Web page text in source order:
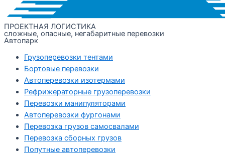
ПРОЕКТНАЯ ЛОГИСТИКА
сложные, опасные, негабаритные перевозки
Автопарк
Грузоперевозки тентами
Бортовые перевозки
Автоперевозки изотермами
Рефрижераторные грузоперевозки
Перевозки манипуляторами
Автоперевозки фургонами
Перевозка грузов самосвалами
Перевозка сборных грузов
Попутные автоперевозки